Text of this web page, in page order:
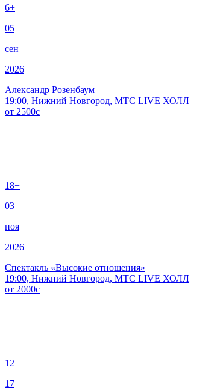
6+
05
сен
2026
Александр Розенбаум
19:00, Нижний Новгород, МТС LIVE ХОЛЛ
от 2500c
18+
03
ноя
2026
Спектакль «Высокие отношения»
19:00, Нижний Новгород, МТС LIVE ХОЛЛ
от 2000c
12+
17